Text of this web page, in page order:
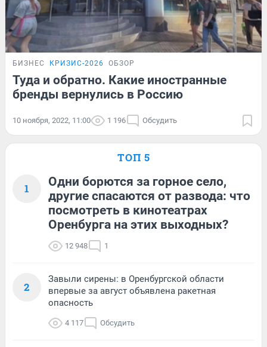
БИЗНЕС КРИЗИС-2026 ОБЗОР
Туда и обратно. Какие иностранные
бренды вернулись в Россию
10 ноября, 2022, 11:00 1 196 Обсудить
ТОП 5
1
Одни борются за горное село,
другие спасаются от развода: что
посмотреть в кинотеатрах
Оренбурга на этих выходных?
12 948 1
2
Завыли сирены: в Оренбургской области
впервые за август объявлена ракетная
опасность
4 117 Обсудить